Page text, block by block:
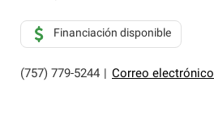
(757) 779-5244 Correo electrónico
Financiación disponible